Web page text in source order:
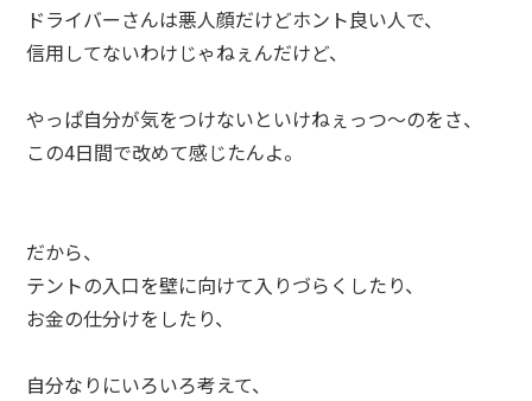
ドライバーさんは悪人顔だけどホント良い人で、
信用してないわけじゃねぇんだけど、
やっぱ自分が気をつけないといけねぇっつ～のをさ、
この4日間で改めて感じたんよ。
だから、
テントの入口を壁に向けて入りづらくしたり、
お金の仕分けをしたり、
自分なりにいろいろ考えて、